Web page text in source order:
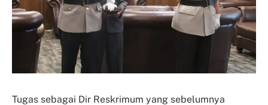
Tugas sebagai Dir Reskrimum yang sebelumnya